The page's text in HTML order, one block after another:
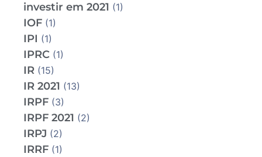
investir em 2021 (1)
IOF (1)
IPI (1)
IPRC (1)
IR (15)
IR 2021 (13)
IRPF (3)
IRPF 2021 (2)
IRPJ (2)
IRRF (1)